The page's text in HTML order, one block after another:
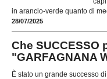
in arancio-verde quanto di
28/07/2025
Che SUCCESSO
"GARFAGNANA
È stato un grande successo